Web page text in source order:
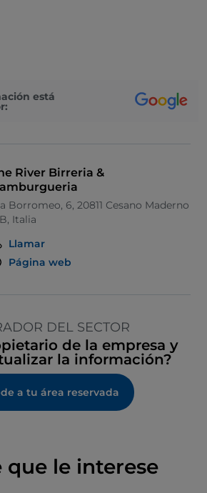
está
River Birreria &
Borromeo, 6, 20811 Cesano Maderno
Italia
Llamar
Página web
DEL SECTOR
de la empresa y
la información?
a tu área reservada
que le interese